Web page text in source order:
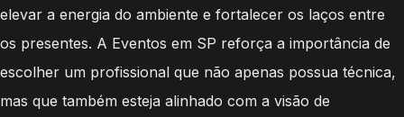
elevar a energia do ambiente e fortalecer os laços entre
os presentes. A Eventos em SP reforça a importância de
escolher um profissional que não apenas possua técnica,
mas que também esteja alinhado com a visão de